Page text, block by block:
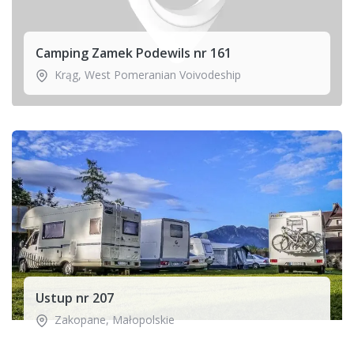
Camping Zamek Podewils nr 161
Krąg, West Pomeranian Voivodeship
Ustup nr 207
Zakopane,Małopolskie